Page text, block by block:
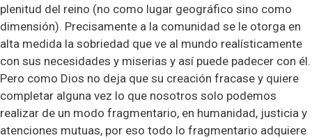
plenitud del reino (no como lugar geográfico sino como
dimensión). Precisamente a la comunidad se le otorga en
alta medida la sobriedad que ve al mundo realísticamente
con sus necesidades y miserias y así puede padecer con él.
Pero como Dios no deja que su creación fracase y quiere
completar alguna vez lo que nosotros solo podemos
realizar de un modo fragmentario, en humanidad, justicia y
atenciones mutuas, por eso todo lo fragmentario adquiere